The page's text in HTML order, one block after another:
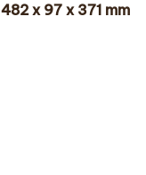
482 x 97 x 371 mm